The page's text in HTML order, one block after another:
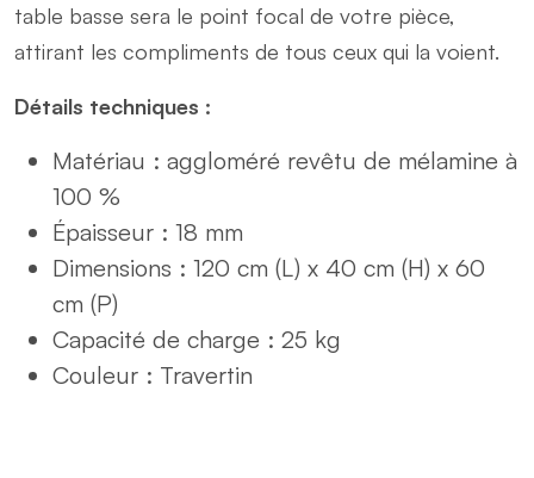
table basse sera le point focal de votre pièce,
attirant les compliments de tous ceux qui la voient.
Détails techniques :
Matériau : aggloméré revêtu de mélamine à
100 %
Épaisseur : 18 mm
Dimensions : 120 cm (L) x 40 cm (H) x 60
cm (P)
Capacité de charge : 25 kg
Couleur : Travertin